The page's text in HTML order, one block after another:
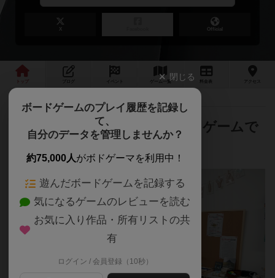
X Official
ゲーム 一覧 料金 アクセス
北九州・小倉でまったりボードゲームで
閉じる
ボードゲームのプレイ履歴を記録し
て、
自分のデータを管理しませんか？
約75,000人がボドゲーマを利用中！
遊んだボードゲームを記録する
気になるゲームのレビューを読む
お気に入り作品・所有リストの共
有
ログイン / 会員登録（10秒）